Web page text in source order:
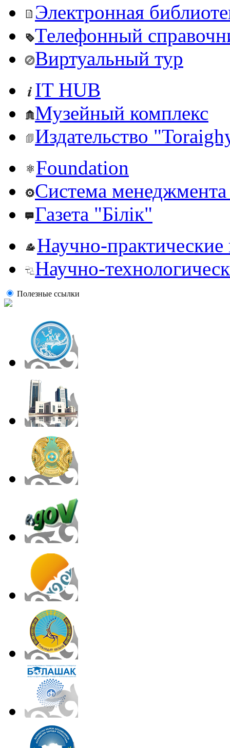
Электронная
Телефонный
Виртуальный тур
IT HUB
Музейный комплекс
Издательство
Foundation
Система менеджмента
Газета "Білік"
Научно-
Научно-
Полезные ссылки